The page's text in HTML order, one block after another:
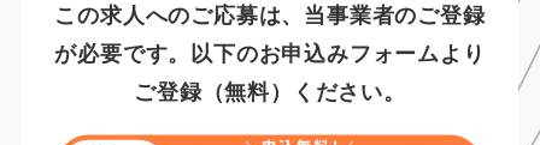
この求人へのご応募は、当事業者のご登録
が必要です。 以下のお申込みフォームより
ご登録（無料）ください。